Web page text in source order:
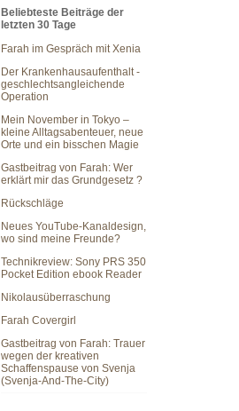
Beliebteste Beiträge der
letzten 30 Tage
Farah im Gespräch mit Xenia
Der Krankenhausaufenthalt -
geschlechtsangleichende
Operation
Mein November in Tokyo –
kleine Alltagsabenteuer, neue
Orte und ein bisschen Magie
Gastbeitrag von Farah: Wer
erklärt mir das Grundgesetz ?
Rückschläge
Neues YouTube-Kanaldesign,
wo sind meine Freunde?
Technikreview: Sony PRS 350
Pocket Edition ebook Reader
Nikolausüberraschung
Farah Covergirl
Gastbeitrag von Farah: Trauer
wegen der kreativen
Schaffenspause von Svenja
(Svenja-And-The-City)